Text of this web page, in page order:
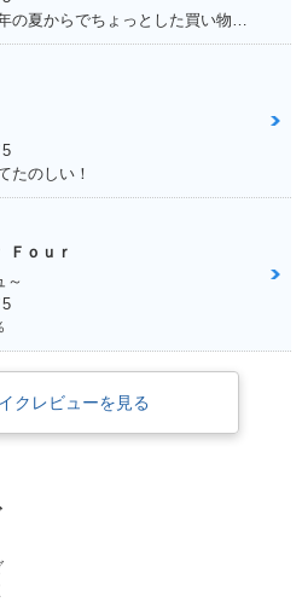
5
たのしい！
Ｆｏｕｒ
～
5
クレビューを見る